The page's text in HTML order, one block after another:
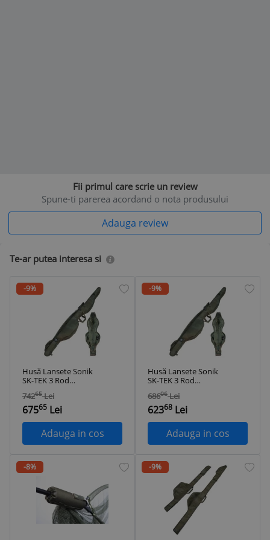
Fii primul care scrie un review
Spune-ti parerea acordand o nota produsului
Adauga review
Te-ar putea interesa si
-9%
Husă Lansete Sonik
SK-TEK 3 Rod
Compact Sleeve -
3.96m
74265 Lei
67565 Lei
Adauga in cos
-9%
Husă Lansete Sonik
SK-TEK 3 Rod
Compact Sleeve -
3.66m
68606 Lei
62368 Lei
Adauga in cos
-8% -9%